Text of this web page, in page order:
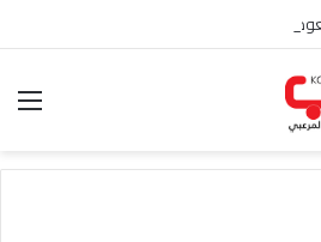
احمد بن عبدالله العبدالنبي